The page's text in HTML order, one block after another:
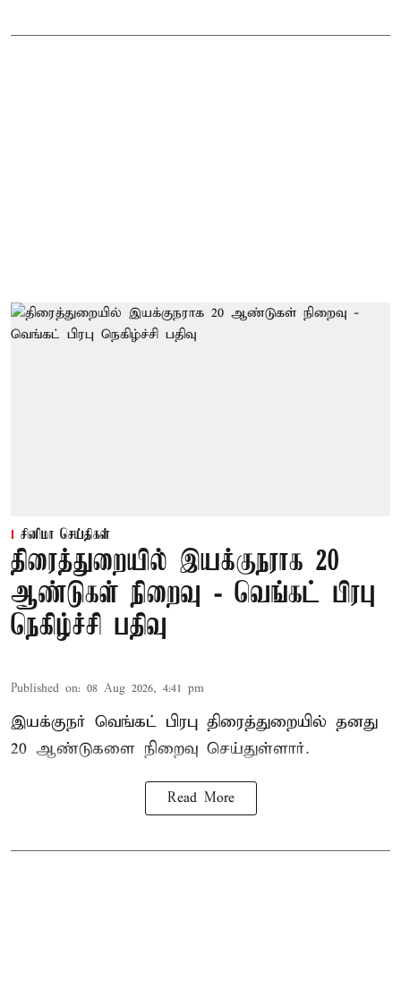
சினிமா செய்திகள்
திரைத்துறையில் இயக்குநராக 20
ஆண்டுகள் நிறைவு - வெங்கட் பிரபு
நெகிழ்ச்சி பதிவு
Published on: 08 Aug 2026, 4:41 pm
இயக்குநர் வெங்கட் பிரபு திரைத்துறையில் தனது
20 ஆண்டுகளை நிறைவு செய்துள்ளார்.
Read More